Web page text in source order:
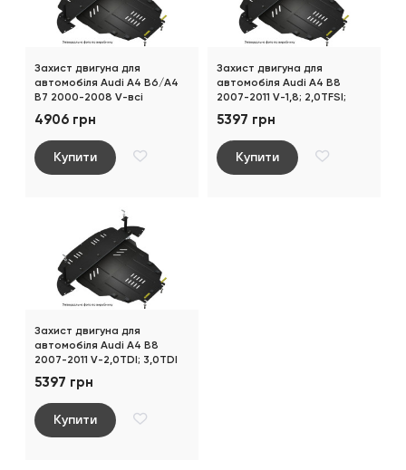
Захист двигуна для
автомобіля Audi A4 B6/A4
В7 2000-2008 V-всі
4906 грн
Купити
Захист двигуна для
автомобіля Audi A4 В8
2007-2011 V-1,8; 2,0TFSI;
5397 грн
Купити
Захист двигуна для
автомобіля Audi A4 В8
2007-2011 V-2,0TDI; 3,0TDI
5397 грн
Купити